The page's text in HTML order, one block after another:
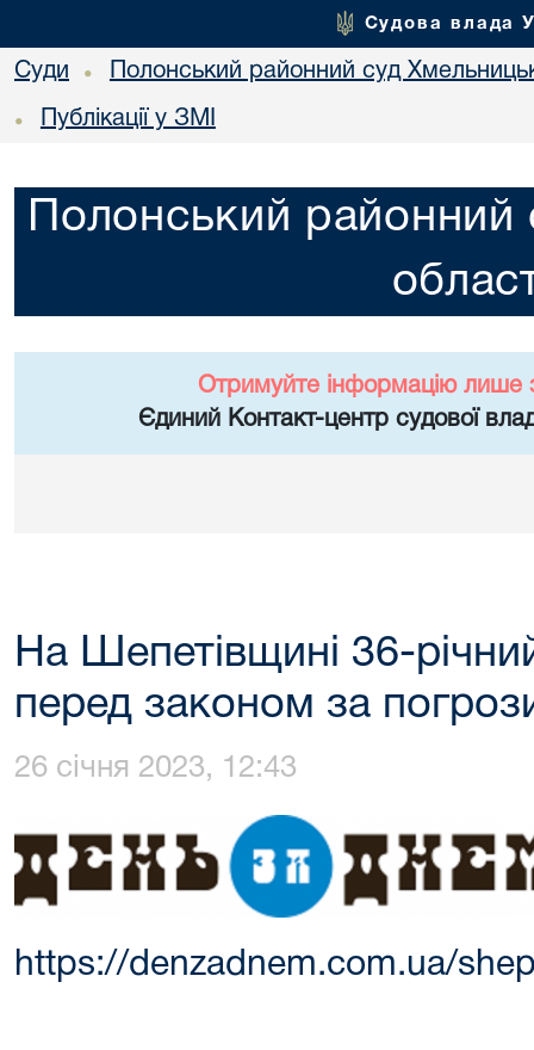
Судова влада
Суди • Полонський районний суд
• Публікації у ЗМІ
Полонський районний
Отримуйте інформацію лише
Єдиний Контакт-центр судової
На Шепетівщині 36-
перед законом за
26 січня 2023, 12:43
https://denzadnem.com.ua/